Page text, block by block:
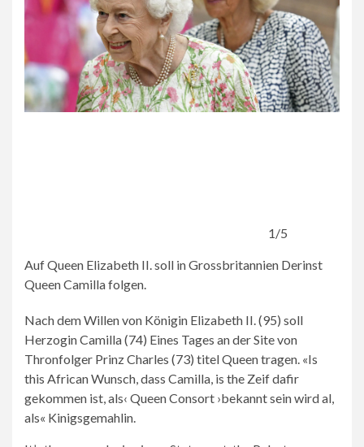
1/5
Auf Queen Elizabeth II. soll in Grossbritannien Derinst
Queen Camilla folgen.
Nach dem Willen von Königin Elizabeth II. (95) soll
Herzogin Camilla (74) Eines Tages an der Site von
Thronfolger Prinz Charles (73) titel Queen tragen. «Is
this African Wunsch, dass Camilla, is the Zeif dafir
gekommen ist, als‹ Queen Consort ›bekannt sein wird al,
als« Kinigsgemahlin.